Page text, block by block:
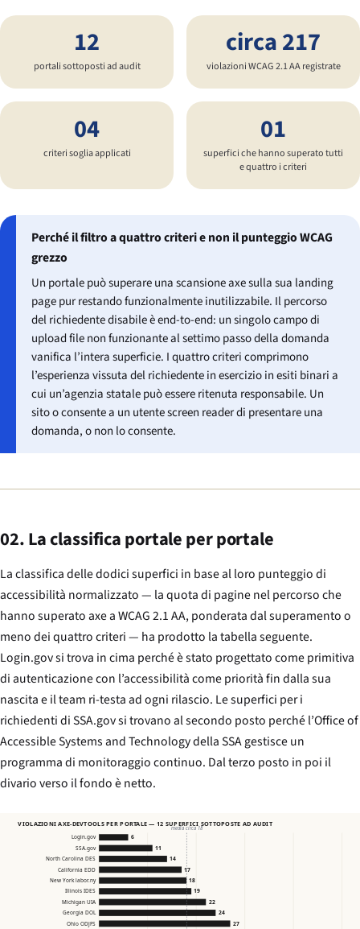
12
portali sottoposti ad audit
circa 217
violazioni WCAG 2.1 AA registrate
04
criteri soglia applicati
01
superfici che hanno superato tutti
e quattro i criteri
Perché il filtro a quattro criteri e non il punteggio WCAG
grezzo
Un portale può superare una scansione axe sulla sua landing
page pur restando funzionalmente inutilizzabile. Il percorso
del richiedente disabile è end-to-end: un singolo campo di
upload file non funzionante al settimo passo della domanda
vanifica l’intera superficie. I quattro criteri comprimono
l’esperienza vissuta del richiedente in esercizio in esiti binari a
cui un’agenzia statale può essere ritenuta responsabile. Un
sito o consente a un utente screen reader di presentare una
domanda, o non lo consente.
02. La classifica portale per portale
La classifica delle dodici superfici in base al loro punteggio di
accessibilità normalizzato — la quota di pagine nel percorso che
hanno superato axe a WCAG 2.1 AA, ponderata dal superamento o
meno dei quattro criteri — ha prodotto la tabella seguente.
Login.gov si trova in cima perché è stato progettato come primitiva
di autenticazione con l’accessibilità come priorità fin dalla sua
nascita e il team ri-testa ad ogni rilascio. Le superfici per i
richiedenti di SSA.gov si trovano al secondo posto perché l’Office of
Accessible Systems and Technology della SSA gestisce un
programma di monitoraggio continuo. Dal terzo posto in poi il
divario verso il fondo è netto.
VIOLAZIONI AXE-DEVTOOLS PER PORTALE — 12 SUPERFICI SOTTOPOSTE AD AUDIT
Login.gov
SSA.gov
North Carolina DES
California EDD
New York labor.ny
Illinois IDES
Michigan UIA
Georgia DOL
Ohio ODJFS
6
11
14
17
18
19
22
24
27
media circa 18